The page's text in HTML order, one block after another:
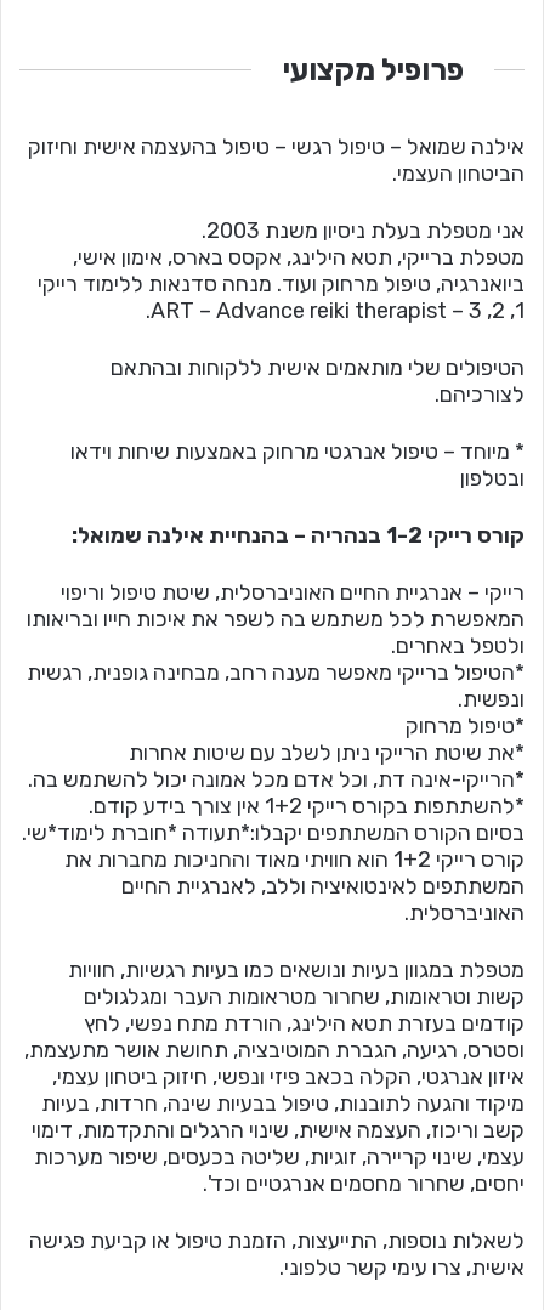
פרופיל מקצועי
אילנה שמואל – טיפול רגשי – טיפול בהעצמה אישית וחיזוק
הביטחון העצמי.
אני מטפלת בעלת ניסיון משנת 2003.
מטפלת ברייקי, תטא הילינג, אקסס בארס, אימון אישי,
ביואנרגיה, טיפול מרחוק ועוד. מנחה סדנאות ללימוד רייקי
1, 2, 3 – ART – Advance reiki therapist.
הטיפולים שלי מותאמים אישית ללקוחות ובהתאם
לצורכיהם.
* מיוחד – טיפול אנרגטי מרחוק באמצעות שיחות וידאו
ובטלפון
קורס רייקי 1-2 בנהריה – בהנחיית אילנה שמואל:
רייקי – אנרגיית החיים האוניברסלית, שיטת טיפול וריפוי
המאפשרת לכל משתמש בה לשפר את איכות חייו ובריאותו
ולטפל באחרים.
*הטיפול ברייקי מאפשר מענה רחב, מבחינה גופנית, רגשית
ונפשית.
*טיפול מרחוק
*את שיטת הרייקי ניתן לשלב עם שיטות אחרות
*הרייקי-אינה דת, וכל אדם מכל אמונה יכול להשתמש בה.
*להשתתפות בקורס רייקי 1+2 אין צורך בידע קודם.
בסיום הקורס המשתתפים יקבלו:*תעודה *חוברת לימוד*שי.
קורס רייקי 1+2 הוא חוויתי מאוד והחניכות מחברות את
המשתתפים לאינטואיציה וללב, לאנרגיית החיים
האוניברסלית.
מטפלת במגוון בעיות ונושאים כמו בעיות רגשיות, חוויות
קשות וטראומות, שחרור מטראומות העבר ומגלגולים
קודמים בעזרת תטא הילינג, הורדת מתח נפשי, לחץ
וסטרס, רגיעה, הגברת המוטיבציה, תחושת אושר מתעצמת,
איזון אנרגטי, הקלה בכאב פיזי ונפשי, חיזוק ביטחון עצמי,
מיקוד והגעה לתובנות, טיפול בבעיות שינה, חרדות, בעיות
קשב וריכוז, העצמה אישית, שינוי הרגלים והתקדמות, דימוי
עצמי, שינוי קריירה, זוגיות, שליטה בכעסים, שיפור מערכות
יחסים, שחרור מחסמים אנרגטיים וכד'.
לשאלות נוספות, התייעצות, הזמנת טיפול או קביעת פגישה
אישית, צרו עימי קשר טלפוני.